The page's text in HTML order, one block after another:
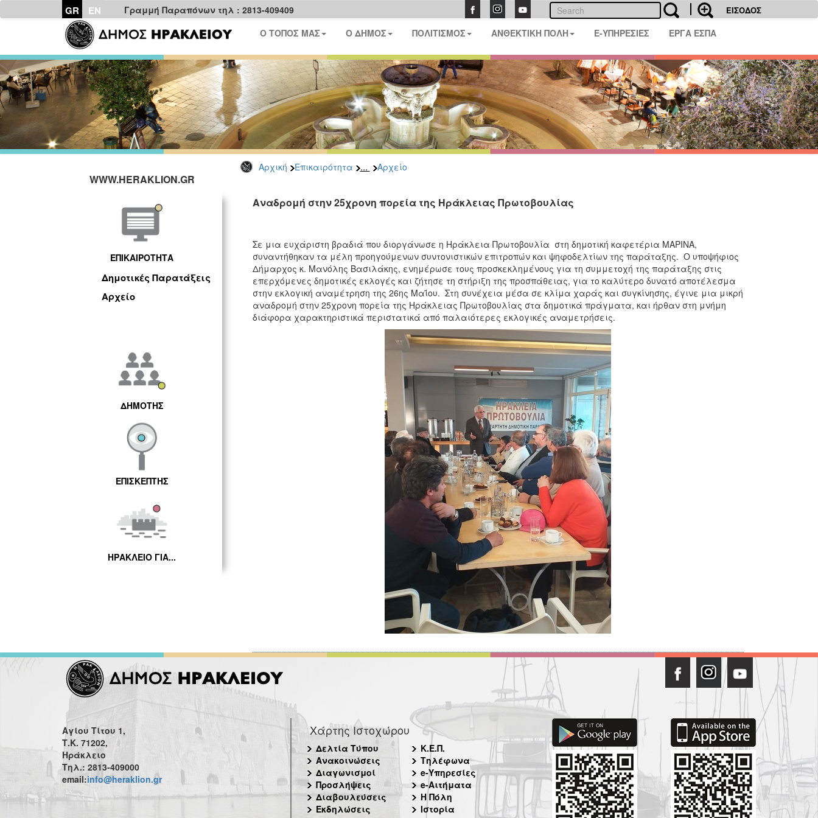
GR EN Γραμμή Παραπόνων τηλ : 2813-409409 ΕΙΣΟΔΟΣ
Ο ΤΟΠΟΣ ΜΑΣ Ο ΔΗΜΟΣ ΠΟΛΙΤΙΣΜΟΣ ΑΝΘΕΚΤΙΚΗ ΠΟΛΗ E-ΥΠΗΡΕΣΙΕΣ ΕΡΓΑ ΕΣΠΑ
Αρχική Επικαιρότητα ... Αρχείο
WWW.HERAKLION.GR
ΕΠΙΚΑΙΡΟΤΗΤΑ
Δημοτικές Παρατάξεις
Αρχείο
ΔΗΜΟΤΗΣ
ΕΠΙΣΚΕΠΤΗΣ
ΗΡΑΚΛΕΙΟ ΓΙΑ...
Αναδρομή στην 25χρονη πορεία της Ηράκλειας Πρωτοβουλίας
Σε μια ευχάριστη βραδιά που διοργάνωσε η Ηράκλεια Πρωτοβουλία στη δημοτική καφετέρια ΜΑΡΙΝΑ,
συναντήθηκαν τα μέλη προηγούμενων συντονιστικών επιτροπών και ψηφοδελτίων της παράταξης. Ο υποψήφιος
Δήμαρχος κ. Μανόλης Βασιλάκης, ενημέρωσε τους προσκεκλημένους για τη συμμετοχή της παράταξης στις
επερχόμενες δημοτικές εκλογές και ζήτησε τη στήριξη της προσπάθειας, για το καλύτερο δυνατό αποτέλεσμα
στην εκλογική αναμέτρηση της 26ης Μαΐου. Στη συνέχεια μέσα σε κλίμα χαράς και συγκίνησης, έγινε μια μικρή
αναδρομή στην 25χρονη πορεία της Ηράκλειας Πρωτοβουλίας στα δημοτικά πράγματα, και ήρθαν στη μνήμη
διάφορα χαρακτηριστικά περιστατικά από παλαιότερες εκλογικές αναμετρήσεις.
Αγίου Τίτου 1,
Τ.Κ. 71202,
Ηράκλειο
Τηλ.: 2813-409000
email:info@heraklion.gr
Χάρτης Ιστοχώρου
Δελτία Τύπου
Ανακοινώσεις
Διαγωνισμοί
Προσλήψεις
Διαβουλεύσεις
Εκδηλώσεις
Κ.Ε.Π.
Τηλέφωνα
e-Υπηρεσίες
e-Αιτήματα
Η Πόλη
Ιστορία